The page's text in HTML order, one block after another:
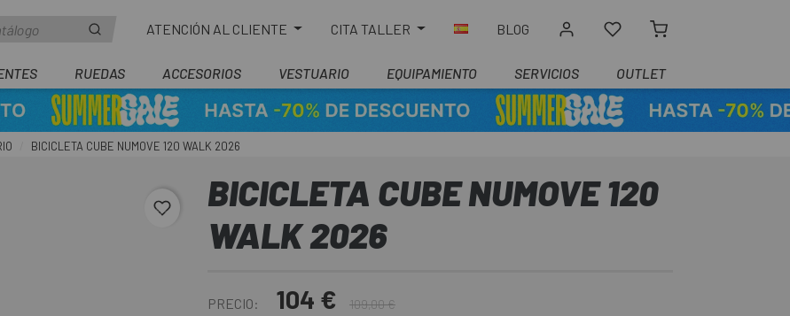
ATENCIÓN AL CLIENTE CITA TALLER BLOG
RUEDAS ACCESORIOS VESTUARIO EQUIPAMIENTO SERVICIOS OUTLET
BICICLETA CUBE NUMOVE 120 WALK 2026
favorite_borderBICICLETA CUBE NUMOVE 120
WALK 2026
PRECIO: 104 € 109,00 €